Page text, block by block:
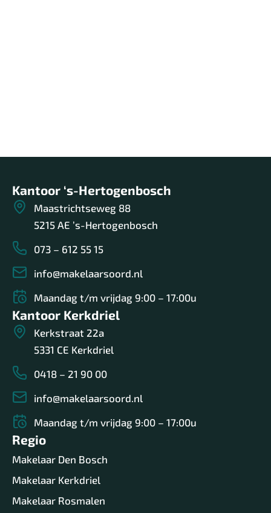
Kantoor ‘s-Hertogenbosch
Maastrichtseweg 88
5215 AE ’s-Hertogenbosch
073 – 612 55 15
info@makelaarsoord.nl
Maandag t/m vrijdag 9:00 – 17:00u
Kantoor Kerkdriel
Kerkstraat 22a
5331 CE Kerkdriel
0418 – 21 90 00
info@makelaarsoord.nl
Maandag t/m vrijdag 9:00 – 17:00u
Regio
Makelaar Den Bosch
Makelaar Kerkdriel
Makelaar Rosmalen